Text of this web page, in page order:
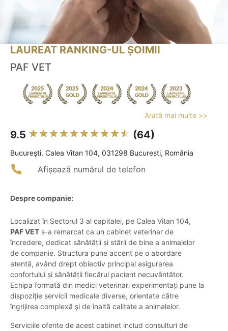
LAUREAT RANKING-UL ȘOIMII
PAF VET
Arată mai multe >>
9.5 (64)
Bucureşti, Calea Vitan 104, 031298 București, România
Afișează numărul de telefon
Despre companie:
Localizat în Sectorul 3 al capitalei, pe Calea Vitan 104,
PAF VET s-a remarcat ca un cabinet veterinar de
încredere, dedicat sănătății și stării de bine a animalelor
de companie. Structura pune accent pe o abordare
atentă, având drept obiectiv principal asigurarea
confortului și sănătății fiecărui pacient necuvântător.
Echipa formată din medici veterinari experimentați pune la
dispoziție servicii medicale diverse, orientate către
îngrijirea complexă și de înaltă calitate a animalelor.
Serviciile oferite de acest cabinet includ consulturi de